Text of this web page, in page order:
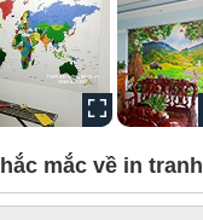
mắc về in tranh